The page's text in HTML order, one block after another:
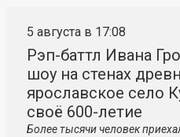
5 августа в 17:08
Рэп-баттл Ивана
шоу на стенах
ярославское село
своё 600-летие
Более тысячи человек